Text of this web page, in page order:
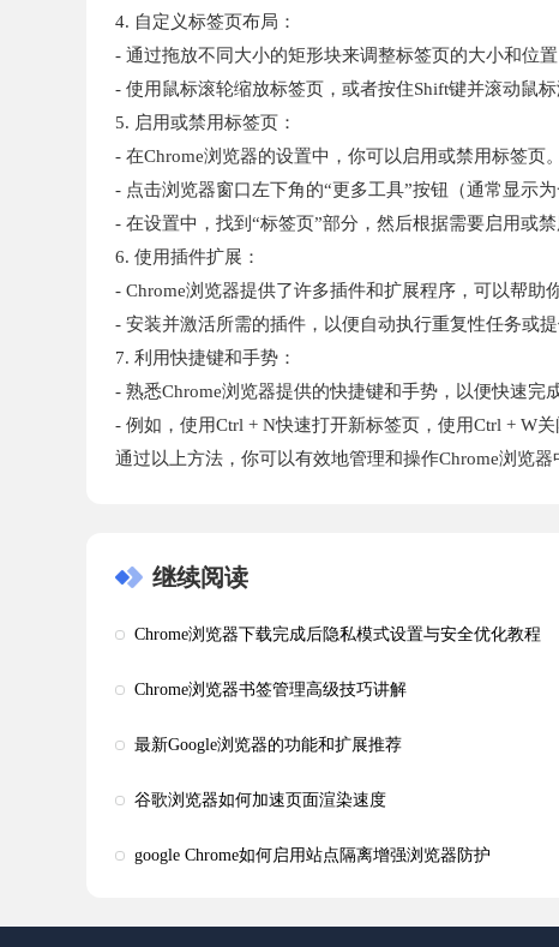
4. 自定义标签页布局：
- 通过拖放不同大小的矩形块来调整标签页的大小和位置
- 使用鼠标滚轮缩放标签页，或者按住Shift键并滚动鼠标
5. 启用或禁用标签页：
- 在Chrome浏览器的设置中，你可以启用或禁用标签页
- 点击浏览器窗口左下角的“更多工具”按钮（通常显示
- 在设置中，找到“标签页”部分，然后根据需要启用或禁
6. 使用插件扩展：
- Chrome浏览器提供了许多插件和扩展程序，可以帮助
- 安装并激活所需的插件，以便自动执行重复性任务或提
7. 利用快捷键和手势：
- 熟悉Chrome浏览器提供的快捷键和手势，以便快速完
- 例如，使用Ctrl + N快速打开新标签页，使用Ctrl + W关
通过以上方法，你可以有效地管理和操作Chrome浏览
继续阅读
Chrome浏览器下载完成后隐私模式设置与安全优化教程
Chrome浏览器书签管理高级技巧讲解
最新Google浏览器的功能和扩展推荐
谷歌浏览器如何加速页面渲染速度
google Chrome如何启用站点隔离增强浏览器防护